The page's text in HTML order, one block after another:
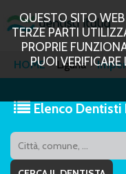
QUESTO SITO
TERZE PARTI
PROPRIE
PUOI
HOME Liguria
Elenco Dentisti